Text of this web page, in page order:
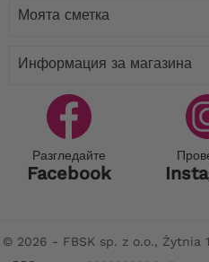
Моята сметка
Информация за магазина
Разгледайте
Facebook
© 2026 - FBSK sp. z o.o., Żytnia